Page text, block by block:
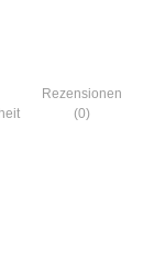
Rezensionen
(0)